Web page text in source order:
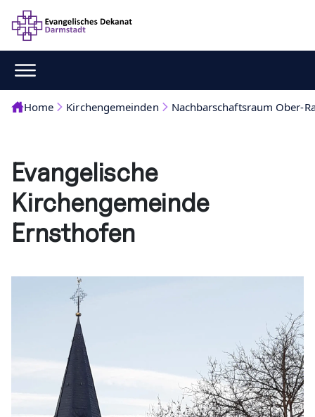
Home Kirchengemeinden Nachbarschaftsraum Ober-
Evangelische
Kirchengemeinde
Ernsthofen